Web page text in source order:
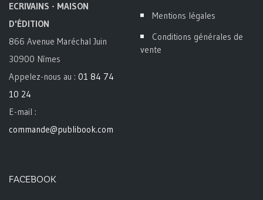
ECRIVAINS - MAISON
D'ÉDITION
866 Avenue Maréchal Juin
30900 Nîmes
Appelez-nous au : 01 84 74
10 24
E-mail :
commande@publibook.com
Mentions légales
Conditions générales de
vente
FACEBOOK